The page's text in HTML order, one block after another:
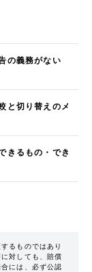
の義務がない
と切り替えのメ
きるもの・でき
るものではあり
対しても、賠償
には、必ず公認